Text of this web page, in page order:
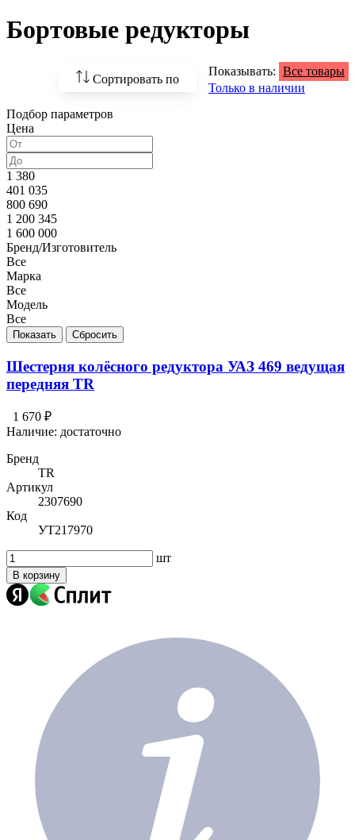
Бортовые редукторы
Сортировать по
По возрастанию
По популярности
Показывать: Все товары
Только в наличии
Подбор параметров
Цена
1 380
401 035
800 690
1 200 345
1 600 000
Бренд/Изготовитель
Все
Марка
Все
Модель
Все
Шестерня колёсного редуктора УАЗ 469 ведущая
передняя TR
1 670 ₽
Наличие: достаточно
Бренд
TR
Артикул
2307690
Код
УТ217970
шт
В корзину